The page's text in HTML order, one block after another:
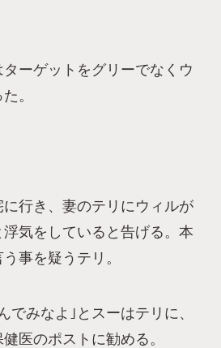
ーゲットをグリーでなくウ
。
行き、妻のテリにウィルが
気をしていると告げる。本
事を疑うテリ。
でみなよ｣とスーはテリに、
医のポストに勧める。